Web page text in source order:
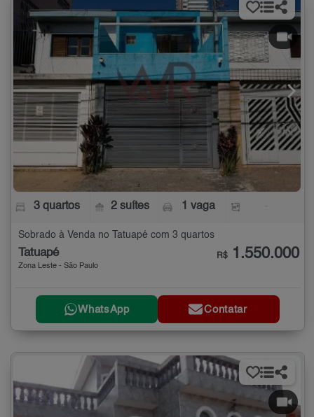
3 quartos 2 suítes 1 vaga
Sobrado à Venda no Tatuapé com 3 quartos
Tatuapé
Zona Leste - São Paulo
R$ 1.550.000
WhatsApp Contatar